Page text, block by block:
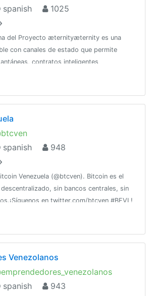
spanish
1025
del Proyecto æternityæternity es una
con canales de estado que permite
contratos inteligentes
y oráculos descentralizados.
spanish
948
Venezuela (@btcven). Bitcoin es el
sin bancos centrales, sin
en twitter.com/btcven #BFVI !
privada a:
Venezolanos
spanish
943